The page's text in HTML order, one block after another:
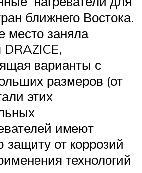
ближнего Востока.
место заняла
варианты с
размеров (от
этих
имеют
защиту от коррозий
технологий